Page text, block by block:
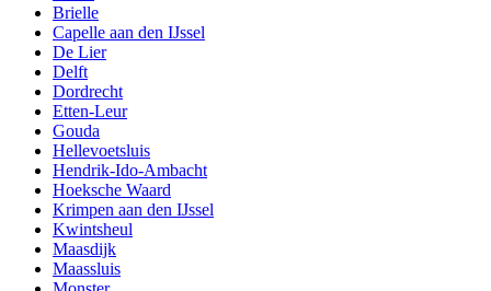
Brielle
Capelle aan den IJssel
De Lier
Delft
Dordrecht
Etten-Leur
Gouda
Hellevoetsluis
Hendrik-Ido-Ambacht
Hoeksche Waard
Krimpen aan den IJssel
Kwintsheul
Maasdijk
Maassluis